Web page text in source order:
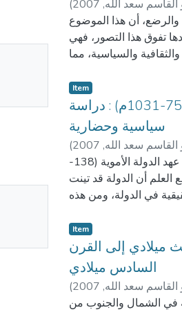
( ,
2007
والرضع، أن هذا الموضوع
تفوق هذا التصور، فهي
والسياسية، مما
إلى تفاقمها. فالوفاة هي
ولكن من غير الطبيعي
سواء كانت هذه الأسباب
نهاية هذه الدراسة هي
والأهم من ذلك،
في الوسط الطبي فقط.
التي تساهم في رفع
لدى الحوامل والرضع.
النساء والتوليد، في
إذا تعرضوا لخطر الموت
التي أدت بهذه الفئة من
في مجالهم العملي وغير
الواقع المرتبط بمختلف
أن دراستها من اختصاص
Item
المذاهب غير المالكية في الأندلس (138-422هـ/756-1031م) : دراسة
سياسية وحضارية
( ,
2007
هذه المذكرة تناولت وضع المذاهب غير المالكية في الأندلس عهد الدولة الأموية (138-
مع العلم أن الدولة قد تينت
في الدولة، ومن هذه
التي تركوها لنا،
ببعض المؤلفات خاصة في
هذه الفترة مذاهب
للتقليد من جهة ويسعون
الفقهية من جهة أخرى
Item
ميلادي إلى القرن
السادس ميلادي
( ,
2007
في الشمال والجنوب من